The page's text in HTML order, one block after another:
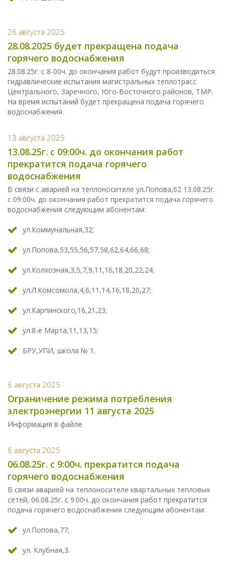
26 августа 2025
28.08.2025 будет прекращена подача
горячего водоснабжения
28.08.25г. с 8-00ч. до окончания работ будут производиться
гидравлические испытания магистральных теплотрасс
Центрального, Заречного, Юго-Восточного районов, ТМР.
На время испытаний будет прекращена подача горячего
водоснабжения.
13 августа 2025
13.08.25г. с 09:00ч. до окончания работ
прекратится подача горячего
водоснабжения
В связи с аварией на теплоносителе ул.Попова,62 13.08.25г.
с 09:00ч. до окончания работ прекратится подача горячего
водоснабжения следующим абонентам:
ул.Коммунальная,32;
ул.Попова,53,55,56,57,58,62,64,66,68;
ул.Колхозная,3,5,7,9,11,16,18,20,22,24;
ул.Л.Комсомола,4,6,11,14,16,18,20,27;
ул.Карпинского,16,21,23;
ул.8-е Марта,11,13,15;
БРУ,УПИ, школа № 1.
6 августа 2025
Ограничение режима потребления
электроэнергии 11 августа 2025
Информация в файле
6 августа 2025
06.08.25г. с 9:00ч. прекратится подача
горячего водоснабжения
В связи аварией на теплоносителе квартальных тепловых
сетей, 06.08.25г. с 9:00ч. до окончания работ прекратится
подача горячего водоснабжения следующим абонентам:
ул.Попова,77;
ул. Клубная,3.